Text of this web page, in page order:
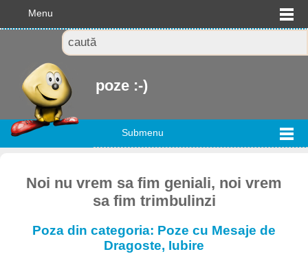
Menu
poze :-)
Submenu
Noi nu vrem sa fim geniali, noi vrem
sa fim trimbulinzi
Poza din categoria: Poze cu Mesaje de
Dragoste, Iubire